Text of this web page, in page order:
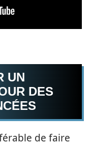
UN
DES
de faire